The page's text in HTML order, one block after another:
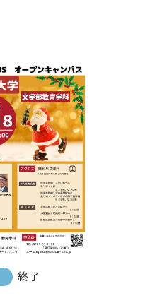
終了